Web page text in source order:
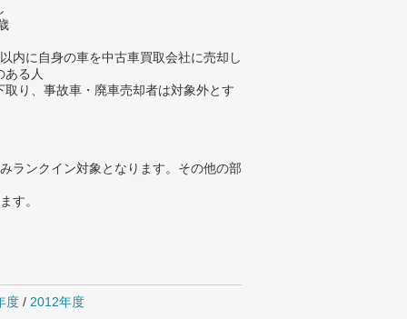
内に自身の車を中古車買取会社に売却し
ある人
取り、事故車・廃車売却者は対象外とす
ランクイン対象となります。その他の部
す。
度 / 2012年度